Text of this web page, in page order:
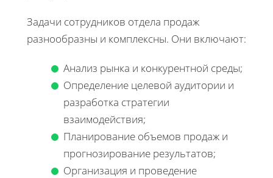
Задачи сотрудников отдела продаж
разнообразны и комплексны. Они включают:
Анализ рынка и конкурентной среды;
Определение целевой аудитории и
разработка стратегии
взаимодействия;
Планирование объемов продаж и
прогнозирование результатов;
Организация и проведение